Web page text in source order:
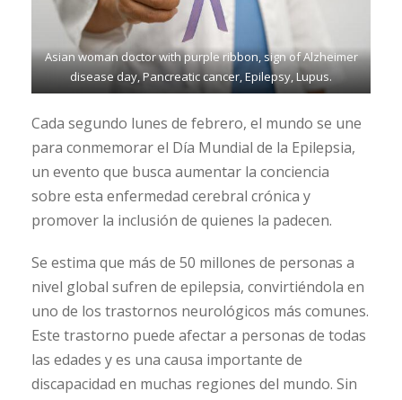
Asian woman doctor with purple ribbon, sign of Alzheimer
disease day, Pancreatic cancer, Epilepsy, Lupus.
Cada segundo lunes de febrero, el mundo se une
para conmemorar el Día Mundial de la Epilepsia,
un evento que busca aumentar la conciencia
sobre esta enfermedad cerebral crónica y
promover la inclusión de quienes la padecen.
Se estima que más de 50 millones de personas a
nivel global sufren de epilepsia, convirtiéndola en
uno de los trastornos neurológicos más comunes.
Este trastorno puede afectar a personas de todas
las edades y es una causa importante de
discapacidad en muchas regiones del mundo. Sin